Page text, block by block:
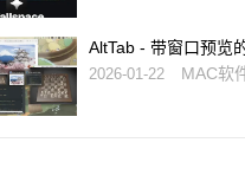
AltTab - 带窗口预览
换神器
2026-01-22 MAC软